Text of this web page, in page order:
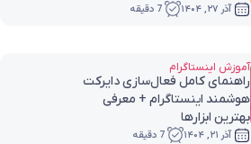
آذر ۲۷, ۱۴۰۴ 7 دقیقه
آموزش اینستاگرام
راهنمای کامل فعال‌سازی دایرکت
هوشمند اینستاگرام + معرفی
بهترین ابزارها
آذر ۲۱, ۱۴۰۴ 7 دقیقه